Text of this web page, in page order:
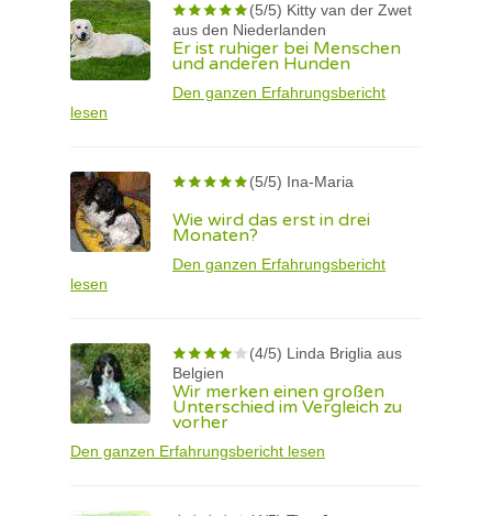
(5/5) Kitty van der Zwet
aus den Niederlanden
Er ist ruhiger bei Menschen
und anderen Hunden
Den ganzen Erfahrungsbericht
lesen
(5/5) Ina-Maria
Wie wird das erst in drei
Monaten?
Den ganzen Erfahrungsbericht
lesen
(4/5) Linda Briglia aus
Belgien
Wir merken einen großen
Unterschied im Vergleich zu
vorher
Den ganzen Erfahrungsbericht lesen